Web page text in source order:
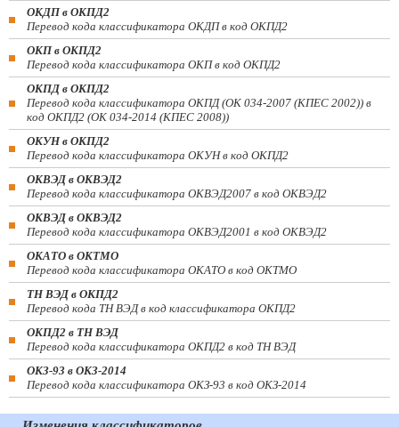
ОКДП в ОКПД2
Перевод кода классификатора ОКДП в код ОКПД2
ОКП в ОКПД2
Перевод кода классификатора ОКП в код ОКПД2
ОКПД в ОКПД2
Перевод кода классификатора ОКПД (ОК 034-2007 (КПЕС 2002)) в
код ОКПД2 (ОК 034-2014 (КПЕС 2008))
ОКУН в ОКПД2
Перевод кода классификатора ОКУН в код ОКПД2
ОКВЭД в ОКВЭД2
Перевод кода классификатора ОКВЭД2007 в код ОКВЭД2
ОКВЭД в ОКВЭД2
Перевод кода классификатора ОКВЭД2001 в код ОКВЭД2
ОКАТО в ОКТМО
Перевод кода классификатора ОКАТО в код ОКТМО
ТН ВЭД в ОКПД2
Перевод кода ТН ВЭД в код классификатора ОКПД2
ОКПД2 в ТН ВЭД
Перевод кода классификатора ОКПД2 в код ТН ВЭД
ОКЗ-93 в ОКЗ-2014
Перевод кода классификатора ОКЗ-93 в код ОКЗ-2014